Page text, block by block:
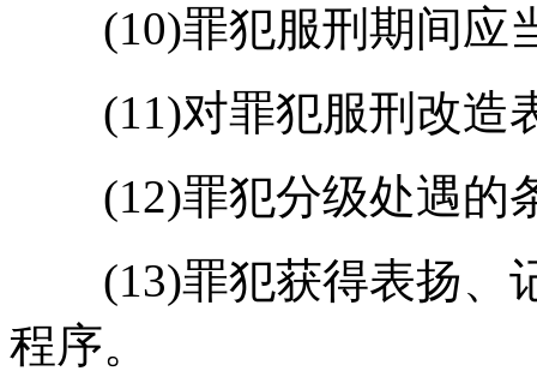
(10)罪犯服刑期间应
(11)对罪犯服刑改造
(12)罪犯分级处遇的
(13)罪犯获得表扬、
程序。